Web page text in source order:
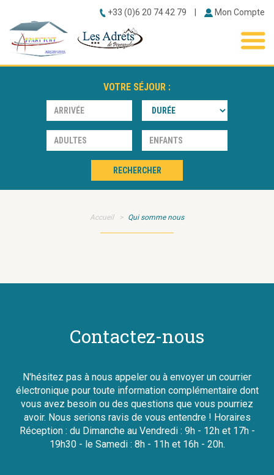
+33 (0)6 20 74 42 79 Mon Compte
ACCUEIL
BONS PLANS
RÉSIDENCES
STATION
CONTACT
VOTRE SÉJOUR :
RECHERCHER
Accueil Qui somme nous
Contactez-nous
N'hésitez pas à nous appeler ou à envoyer un courrier
électronique pour toute information complémentaire dont
vous avez besoin ou des questions que vous pourriez
avoir. Nous serions ravis de vous entendre ! Horaires
Réception : du Dimanche au Vendredi : 9h - 12h et 17h -
19h30 - le Samedi : 8h - 11h et 16h - 20h.